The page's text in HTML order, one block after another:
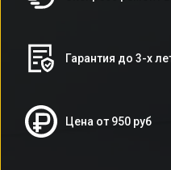
Гарантия до 3-х
Цена от 950 руб